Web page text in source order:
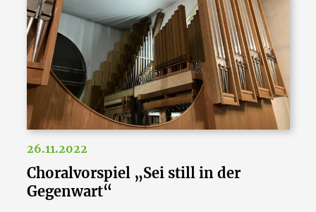
26.11.2022
Choralvorspiel „Sei still in der
Gegenwart“